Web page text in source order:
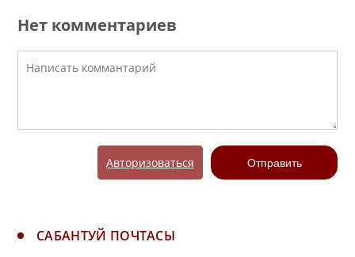
Нет комментариев
Авторизоваться Отправить
САБАНТУЙ ПОЧТАСЫ